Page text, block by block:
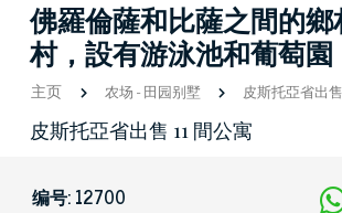
佛羅倫薩和比薩之間的鄉
村，設有游泳池和葡萄園
主页 农场-田园别墅 皮斯托亞省出
皮斯托亞省出售 11 間公寓
编号: 12700